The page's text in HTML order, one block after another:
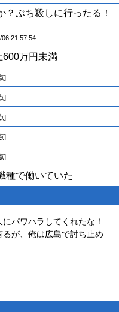
？ぶち殺しに行ったる！
21:57:54
600万円未満
]
]
]
]
]
種で働いていた
パワハラしてくれたな！
が、俺は広島で討ち止め